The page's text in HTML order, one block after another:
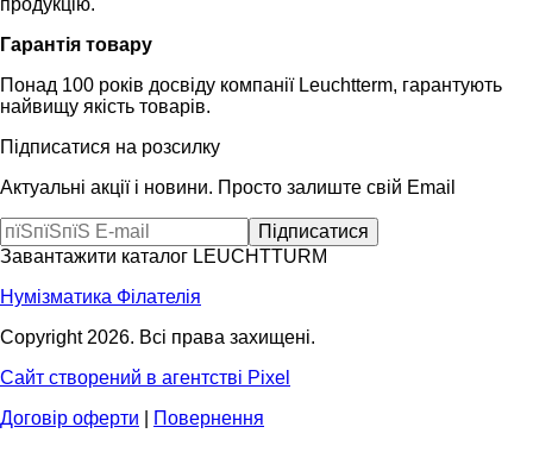
Гарантія товару
Понад 100 років досвіду компанії Leuchtterm, гарантують
найвищу якість товарів.
Підписатися на розсилку
Актуальні акції і новини. Просто залиште свій Email
Завантажити каталог LEUCHTTURM
Нумізматика Філателія
Copyright 2026. Всі права захищені.
Сайт створений в агентстві Pixel
Договір оферти
Повернення